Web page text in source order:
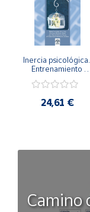
Inercia psicológica.
Entrenamiento
Igualdad de Género.
24,61 €
Camino